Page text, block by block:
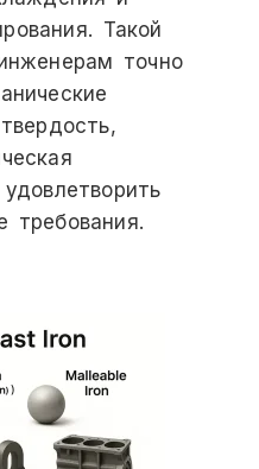
Такой
точно
требования.